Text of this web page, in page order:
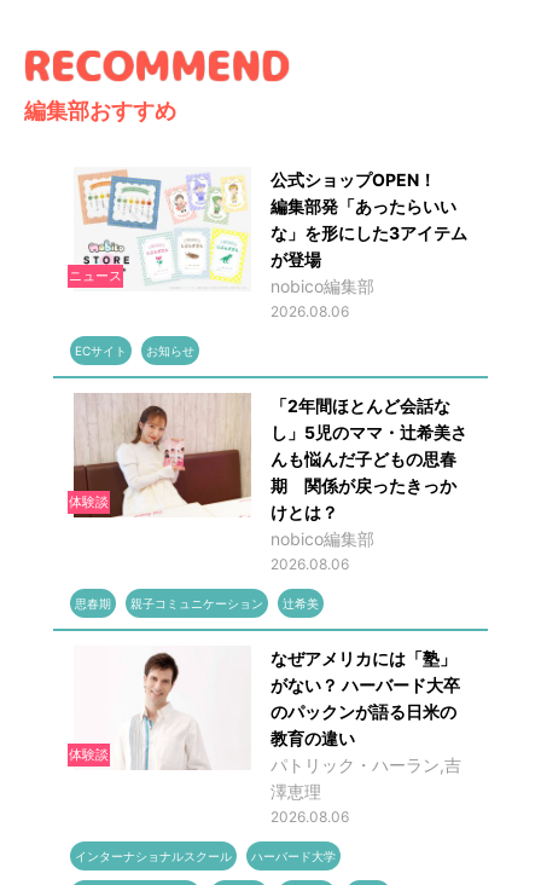
編集部おすすめ
ニュース
公式ショップOPEN！
編集部発「あったらいい
な」を形にした3アイテム
が登場
nobico編集部
2026.08.06
ECサイト お知らせ
体験談
「2年間ほとんど会話な
し」5児のママ・辻希美さ
んも悩んだ子どもの思春
期 関係が戻ったきっか
けとは？
nobico編集部
2026.08.06
思春期 親子コミュニケーション 辻希美
体験談
なぜアメリカには「塾」
がない？ ハーバード大卒
のパックンが語る日米の
教育の違い
パトリック・ハーラン,吉
澤恵理
2026.08.06
インターナショナルスクール ハーバード大学